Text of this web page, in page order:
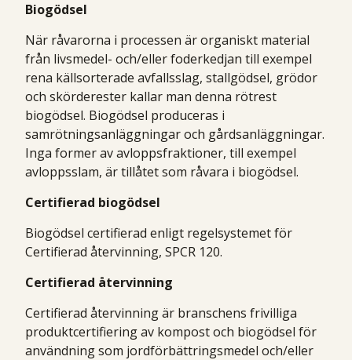
Biogödsel
När råvarorna i processen är organiskt material
från livsmedel- och/eller foderkedjan till exempel
rena källsorterade avfallsslag, stallgödsel, grödor
och skörderester kallar man denna rötrest
biogödsel. Biogödsel produceras i
samrötningsanläggningar och gårdsanläggningar.
Inga former av avloppsfraktioner, till exempel
avloppsslam, är tillåtet som råvara i biogödsel.
Certifierad biogödsel
Biogödsel certifierad enligt regelsystemet för
Certifierad återvinning, SPCR 120.
Certifierad återvinning
Certifierad återvinning är branschens frivilliga
produktcertifiering av kompost och biogödsel för
användning som jordförbättringsmedel och/eller